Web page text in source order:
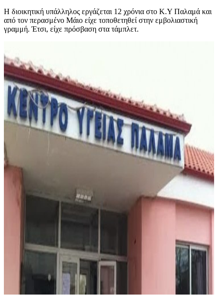
Η διοικητική υπάλληλος εργάζεται 12 χρόνια στο Κ.Υ Παλαμά και
από τον περασμένο Μάιο είχε τοποθετηθεί στην εμβολιαστική
γραμμή. Έτσι, είχε πρόσβαση στα τάμπλετ.